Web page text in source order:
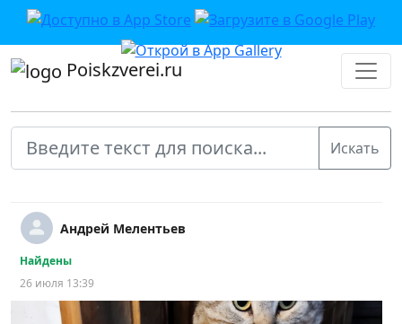
Poiskzverei.ru
Андрей Мелентьев
Найдены
26 июля 13:39